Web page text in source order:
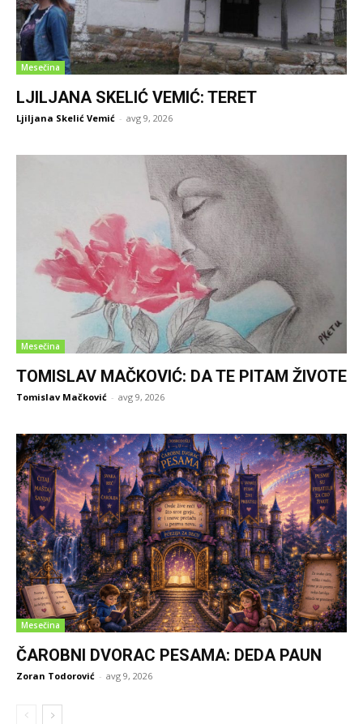
Mesečina
LJILJANA SKELIĆ VEMIĆ: TERET
Ljiljana Skelić Vemić - avg 9, 2026
Mesečina
TOMISLAV MAČKOVIĆ: DA TE PITAM ŽIVOTE
Tomislav Mačković - avg 9, 2026
Mesečina
ČAROBNI DVORAC PESAMA: DEDA PAUN
Zoran Todorović - avg 9, 2026